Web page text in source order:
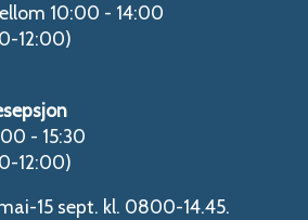
10:00 - 14:00
12:00)
- 15:30
12:00)
15 sept. kl. 0800-14.45.